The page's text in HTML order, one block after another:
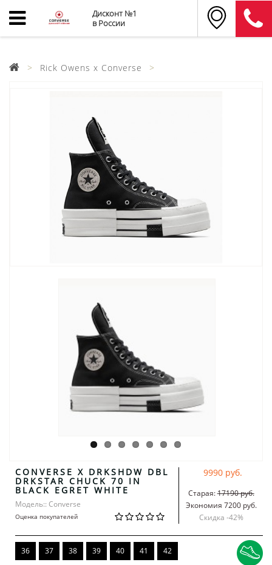
Дисконт №1
в России
Rick Owens x Converse
CONVERSE X DRKSHDW DBL
DRKSTAR CHUCK 70 IN
BLACK EGRET WHITE
Модель:: Converse
Оценка покупателей
9990 руб.
Старая:17190 руб.
Экономия 7200 руб.
Скидка -42%
36 37 38 39 40 41 42